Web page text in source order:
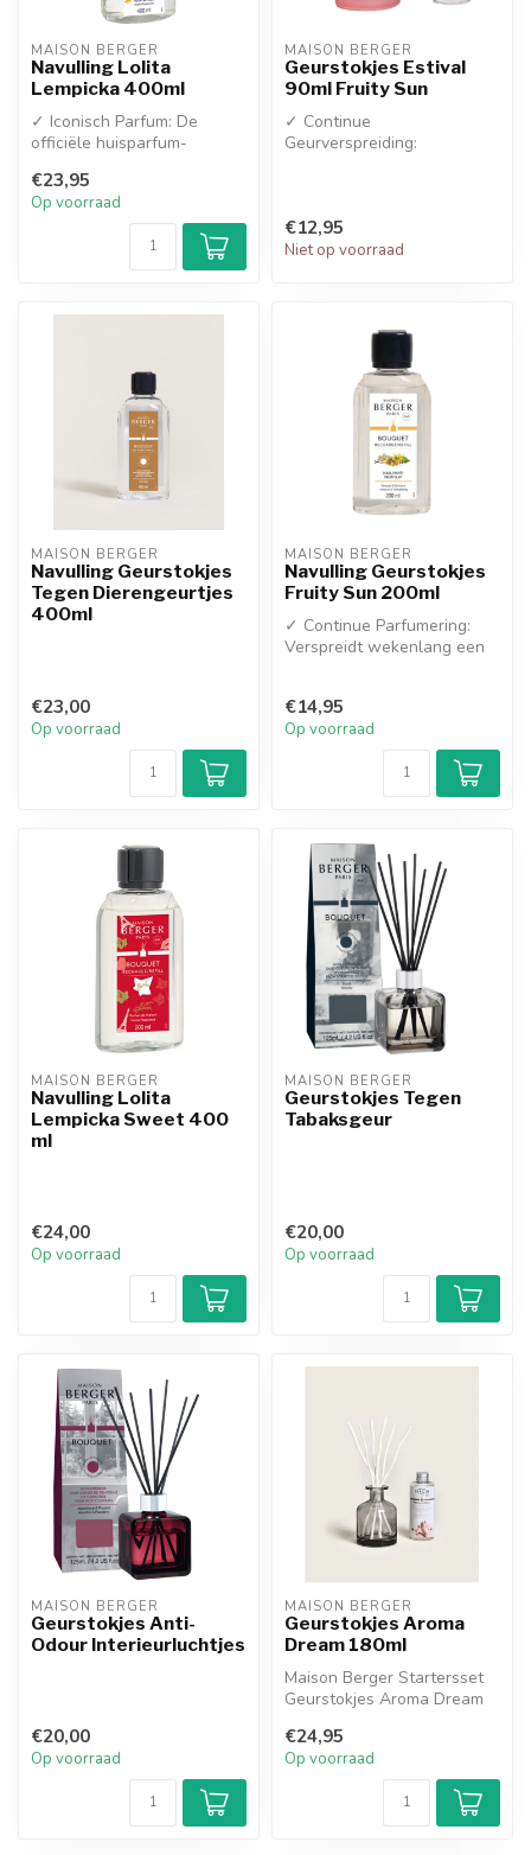
MAISON BERGER
Navulling Lolita
Lempicka 400ml
✓ Iconisch Parfum: De
officiële huisparfum-
beroemde Lolita...
€23,95
Op voorraad
MAISON BERGER
Geurstokjes Estival
90ml Fruity Sun
✓ Continue
Geurverspreiding:
€12,95
Niet op voorraad
MAISON BERGER
Navulling Geurstokjes
Tegen Dierengeurtjes
400ml
€23,00
Op voorraad
MAISON BERGER
Navulling Geurstokjes
Fruity Sun 200ml
✓ Continue Parfumering:
Verspreidt wekenlang een
€14,95
Op voorraad
MAISON BERGER
Navulling Lolita
Lempicka Sweet 400
ml
€24,00
Op voorraad
MAISON BERGER
Geurstokjes Tegen
Tabaksgeur
€20,00
Op voorraad
MAISON BERGER
Geurstokjes Anti-
Odour Interieurluchtjes
€20,00
Op voorraad
MAISON BERGER
Geurstokjes Aroma
Dream 180ml
Maison Berger Startersset
Geurstokjes Aroma Dream
van p...
€24,95
Op voorraad